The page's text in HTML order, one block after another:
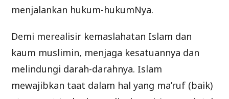
menjalankan hukum-hukumNya.
Demi merealisir kemaslahatan Islam dan
kaum muslimin, menjaga kesatuannya dan
melindungi darah-darahnya. Islam
mewajibkan taat dalam hal yang ma’ruf (baik)